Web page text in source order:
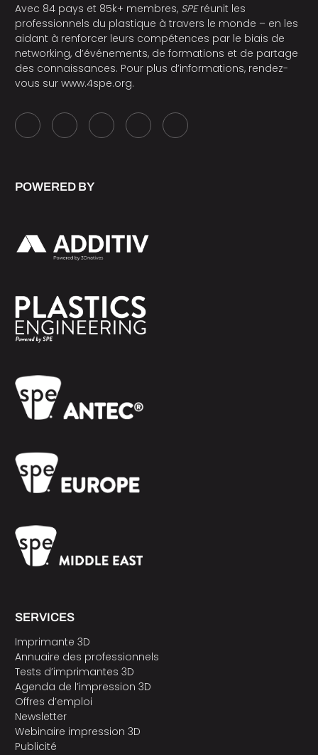
Avec 84 pays et 85k+ membres, SPEréunit les
professionnels du plastique à travers le monde – en les
aidant à renforcer leurs compétences par le biais de
networking, d’événements, de formations et de partage
des connaissances. Pour plus d’informations, rendez-
vous sur www.4spe.org.
POWERED BY
SERVICES
Imprimante 3D
Annuaire des professionnels
Tests d’imprimantes 3D
Agenda de l’impression 3D
Offres d’emploi
Newsletter
Webinaire impression 3D
Publicité